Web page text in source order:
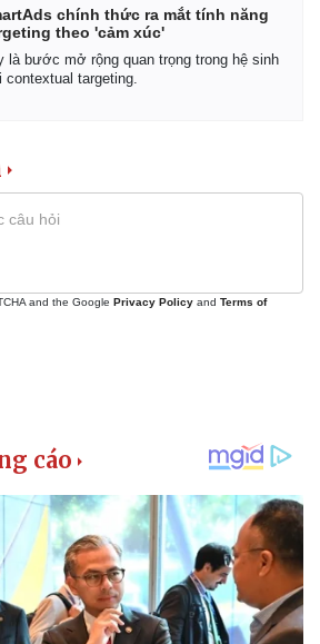
chính thức ra mắt tính năng
theo 'cảm xúc'
là bước mở rộng quan trọng trong hệ sinh
contextual targeting.
and the Google Privacy Policy and Terms of